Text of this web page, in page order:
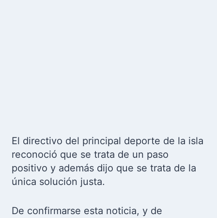
El directivo del principal deporte de la isla
reconoció que se trata de un paso
positivo y además dijo que se trata de la
única solución justa.
De confirmarse esta noticia, y de